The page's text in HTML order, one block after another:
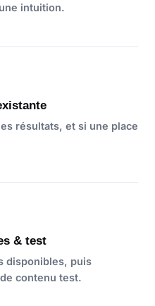
intuition.
résultats, et si une place
& test
disponibles, puis
contenu test.